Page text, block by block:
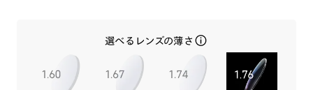
選べるレンズの薄さ